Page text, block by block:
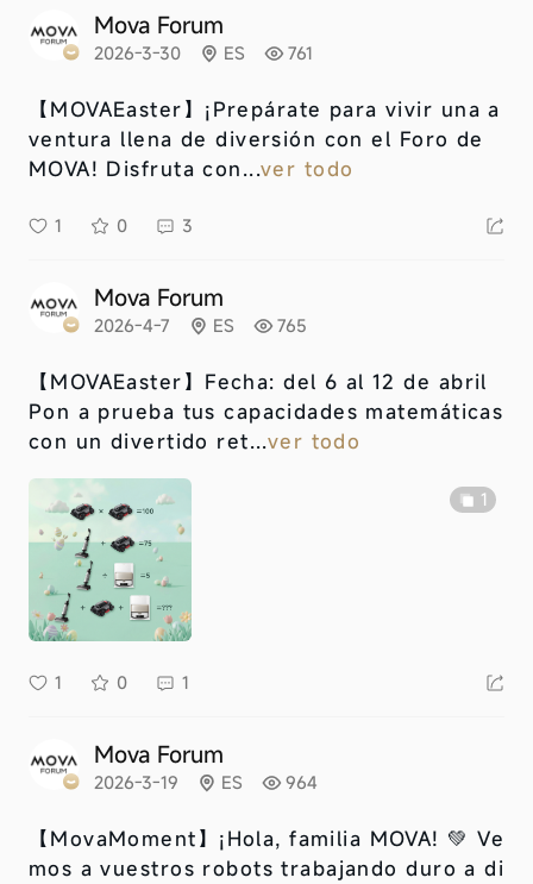
Mova Forum
2026-3-30 ES 761
【MOVAEaster】 ¡Prepárate para vivir una a
ventura llena de diversión con el Foro de
MOVA! Disfruta con...ver todo
1 0 3
Mova Forum
2026-4-7 ES 765
【MOVAEaster】 Fecha: del 6 al 12 de abril
Pon a prueba tus capacidades matemáticas
con un divertido ret...ver todo
1
1 0 1
Mova Forum
2026-3-19 ES 964
【MovaMoment】 ¡Hola, familia MOVA! 💚 Ve
mos a vuestros robots trabajando duro a di